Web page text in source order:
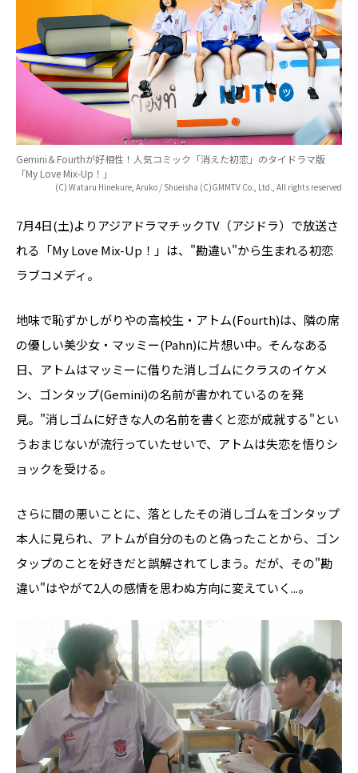
Gemini＆Fourthが好相性！人気コミック「消えた初恋」のタイドラマ版
「My Love Mix-Up！」
(C) Wataru Hinekure, Aruko / Shueisha (C)GMMTV Co., Ltd., All rights reserved
7月4日(土)よりアジアドラマチックTV（アジドラ）で放送さ
れる「My Love Mix-Up！」は、"勘違い"から生まれる初恋
ラブコメディ。
地味で恥ずかしがりやの高校生・アトム(Fourth)は、隣の席
の優しい美少女・マッミー(Pahn)に片想い中。そんなある
日、アトムはマッミーに借りた消しゴムにクラスのイケメ
ン、ゴンタップ(Gemini)の名前が書かれているのを発
見。"消しゴムに好きな人の名前を書くと恋が成就する"とい
うおまじないが流行っていたせいで、アトムは失恋を悟りシ
ョックを受ける。
さらに間の悪いことに、落としたその消しゴムをゴンタップ
本人に見られ、アトムが自分のものと偽ったことから、ゴン
タップのことを好きだと誤解されてしまう。だが、その"勘
違い"はやがて2人の感情を思わぬ方向に変えていく...。